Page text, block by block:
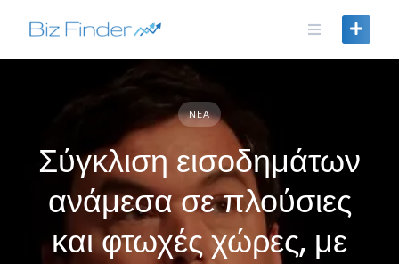
ΝΈΑ
Σύγκλιση εισοδημάτων
ανάμεσα σε πλούσιες
και φτωχές χώρες, με